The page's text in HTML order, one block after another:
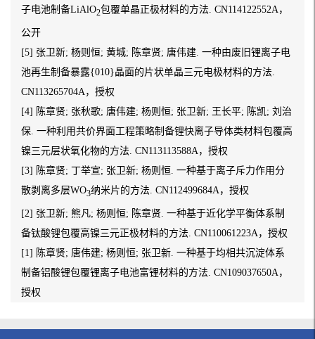
子电池制备LiAlO2包覆单晶正极材料的方法. CN114122552A，
公开
[5] 张卫新; 杨则恒; 黄城; 陈章贤; 唐伟建. 一种由废旧锂离子电
池再生制备暴露{010}晶面的片状单晶三元电极材料的方法.
CN113265704A，授权
[4] 陈章贤; 张秋歌; 唐伟建; 杨则恒; 张卫新; 王长平; 陈凯; 刘治
保. 一种利用共价界面工程策略制备锂快离子导体类材料包覆高
镍三元层状氧化物的方法. CN113113588A，授权
[3] 陈章贤; 丁举宣; 张卫新; 杨则恒. 一种基于离子斥力作用分
散剥离多层WO3纳米片的方法. CN112499684A，授权
[2] 张卫新; 熊凡; 杨则恒; 陈章贤. 一种基于近化学平衡体系制
备钛酸锂包覆高镍三元正极材料的方法. CN110061223A，授权
[1] 陈章贤; 唐伟建; 杨则恒; 张卫新. 一种基于均相共沉淀体系
制备铝酸锂包覆锂离子电池富锂材料的方法. CN109037650A，
授权